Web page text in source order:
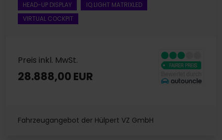
HEAD-UP DISPLAY
IQ.LIGHT MATRIXLED
VIRTUAL COCKPIT
Preis inkl. MwSt.
28.888,00 EUR
Fahrzeugangebot der Hülpert VZ GmbH